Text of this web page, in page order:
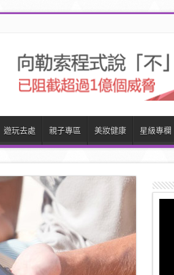
遊玩去處 親子專區 美妝健康 星級專欄